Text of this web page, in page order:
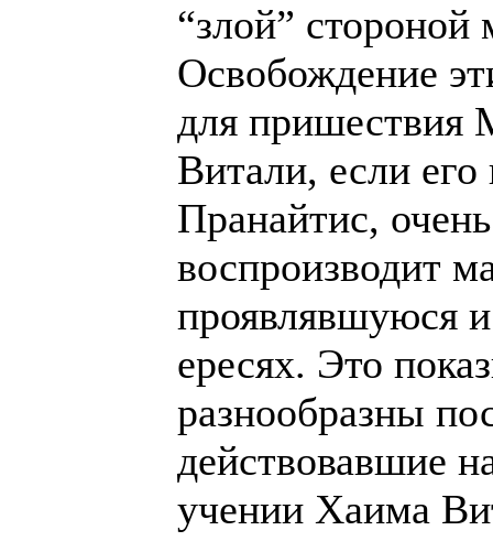
“злой” стороной
Освобождение
для пришествия
Витали, если его
Пранайтис,
воспроизводит
проявлявшуюся
ересях. Это
разнообразны
действовавшие
учении Хаима